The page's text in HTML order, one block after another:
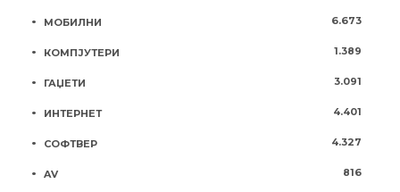
МОБИЛНИ 6.673
КОМПЈУТЕРИ 1.389
ГАЏЕТИ 3.091
ИНТЕРНЕТ 4.401
СОФТВЕР 4.327
AV 816